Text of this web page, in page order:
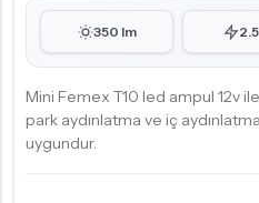
350 lm
Mini Femex T10 led ampul 12v
park aydınlatma ve iç
uygundur.